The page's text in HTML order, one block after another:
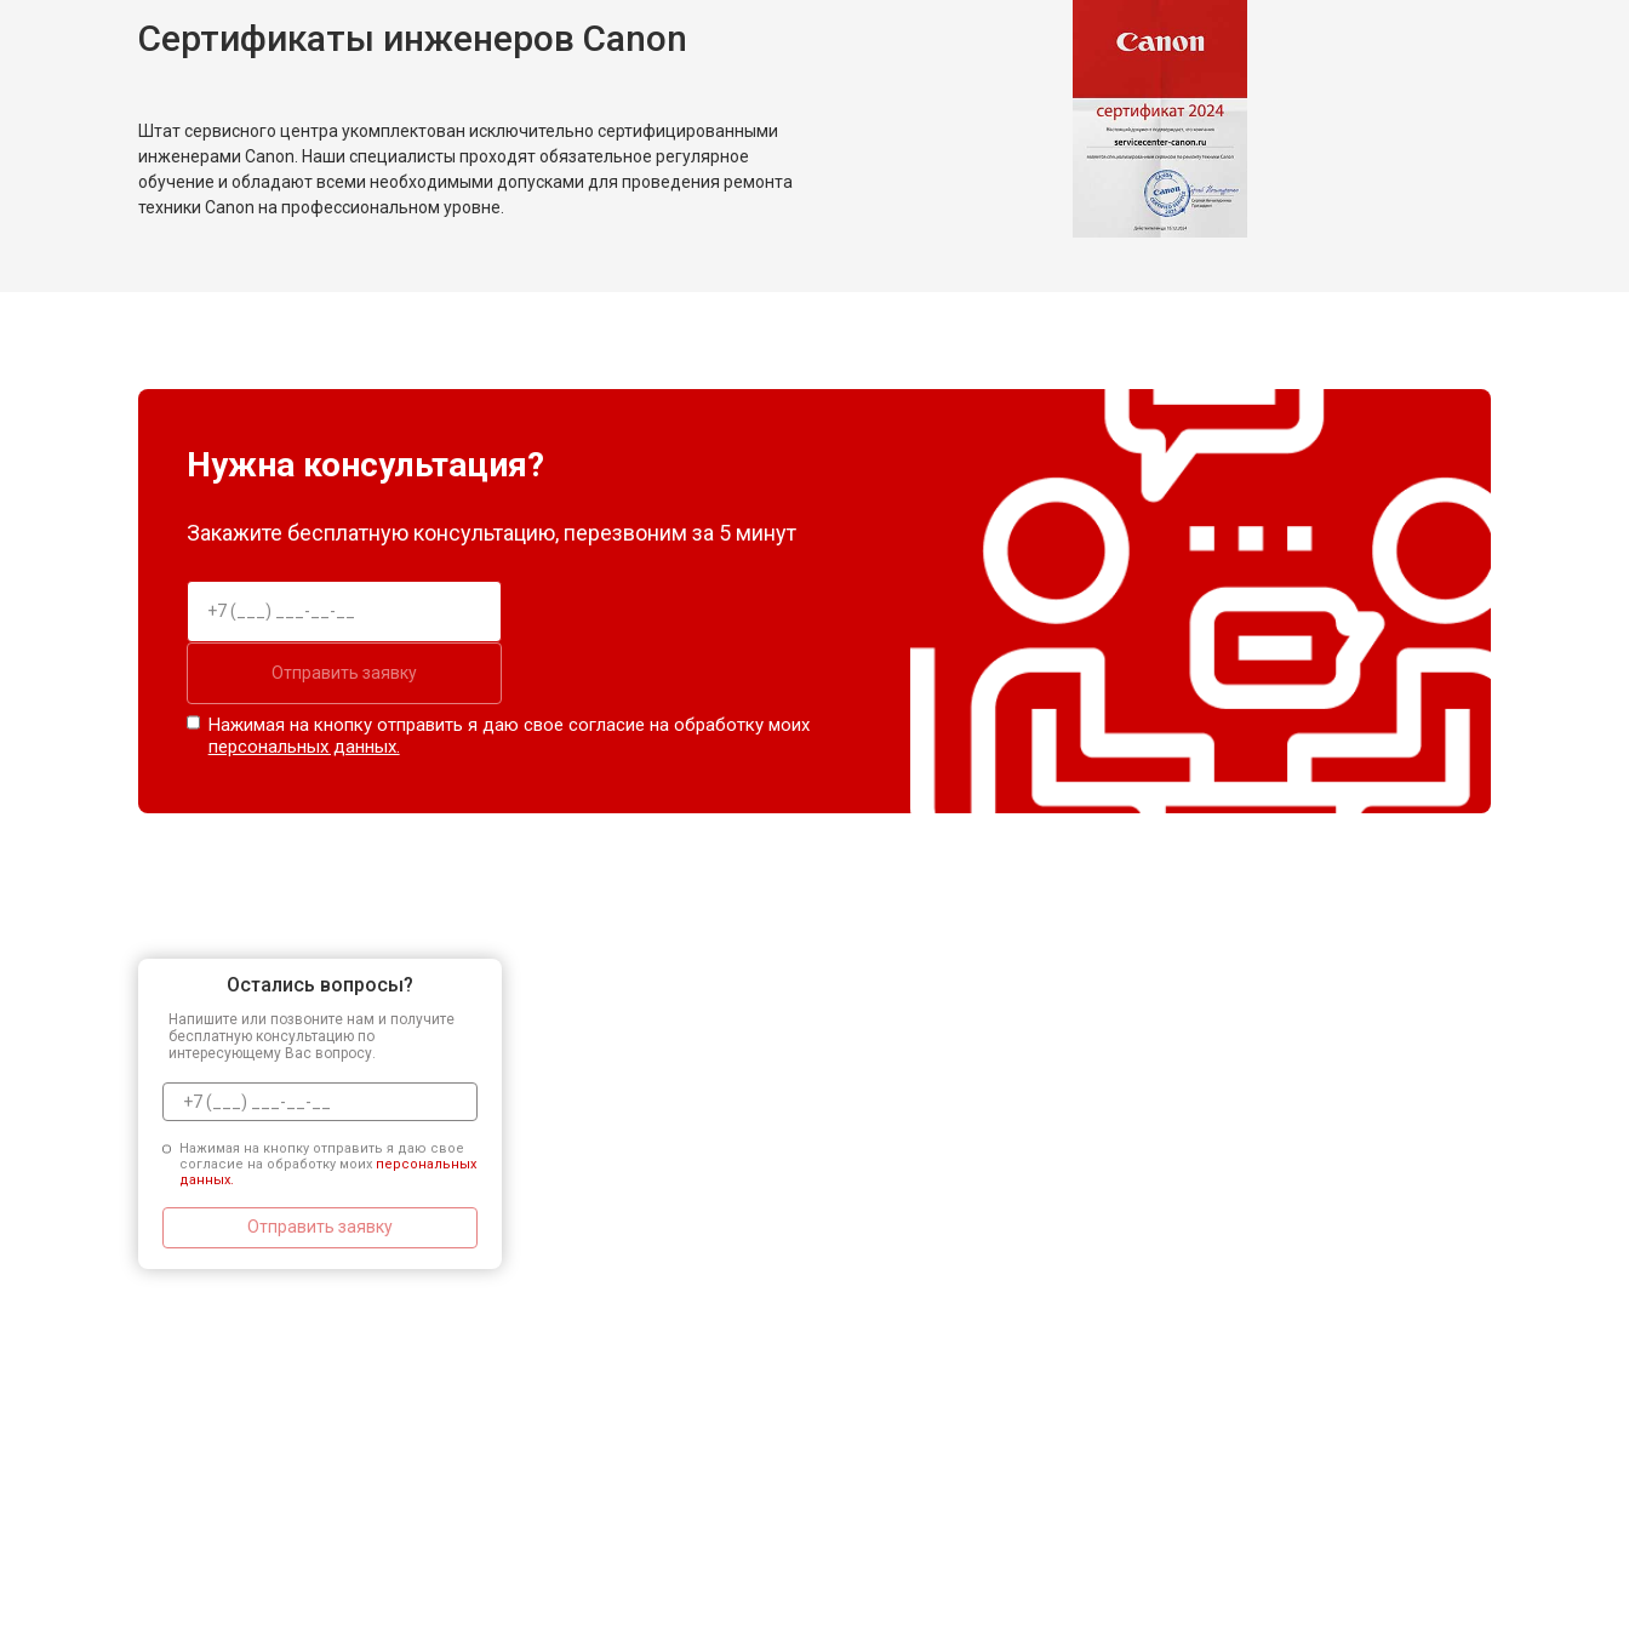
Сертификаты инженеров Canon
Штат сервисного центра укомплектован исключительно сертифицированными
инженерами Canon. Наши специалисты проходят обязательное регулярное
обучение и обладают всеми необходимыми допусками для проведения ремонта
техники Canon на профессиональном уровне.
Нужна консультация?
Закажите бесплатную консультацию, перезвоним за 5 минут
Отправить заявку
Нажимая на кнопку отправить я даю свое согласие на обработку моих
персональных данных.
Остались вопросы?
Напишите или позвоните нам и получите
бесплатную консультацию по
интересующему Вас вопросу.
Нажимая на кнопку отправить я даю свое
согласие на обработку моих персональных
данных.
Отправить заявку